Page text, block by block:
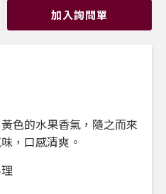
加入詢問單
色的水果香氣，隨之而來
，口感清爽。